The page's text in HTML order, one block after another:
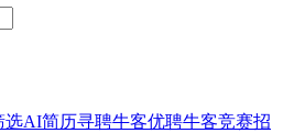
选AI简历寻聘牛客优聘牛客竞赛招